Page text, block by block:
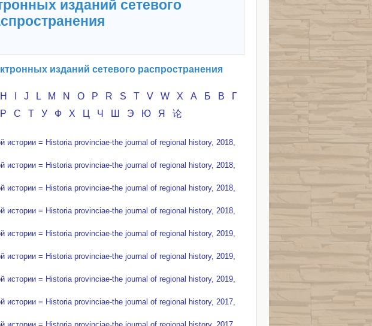
изданий сетевого
изданий сетевого распространения
H J L M N O P R S T V W X А Б В
Г
Р С Т У Ф Х Ц Ч Ш Э Ю Я 论
истории = Historia provinciae-the journal of regional history, 2018,
истории = Historia provinciae-the journal of regional history, 2018,
истории = Historia provinciae-the journal of regional history, 2018,
истории = Historia provinciae-the journal of regional history, 2018,
истории = Historia provinciae-the journal of regional history, 2019,
истории = Historia provinciae-the journal of regional history, 2019,
истории = Historia provinciae-the journal of regional history, 2019,
истории = Historia provinciae-the journal of regional history, 2017,